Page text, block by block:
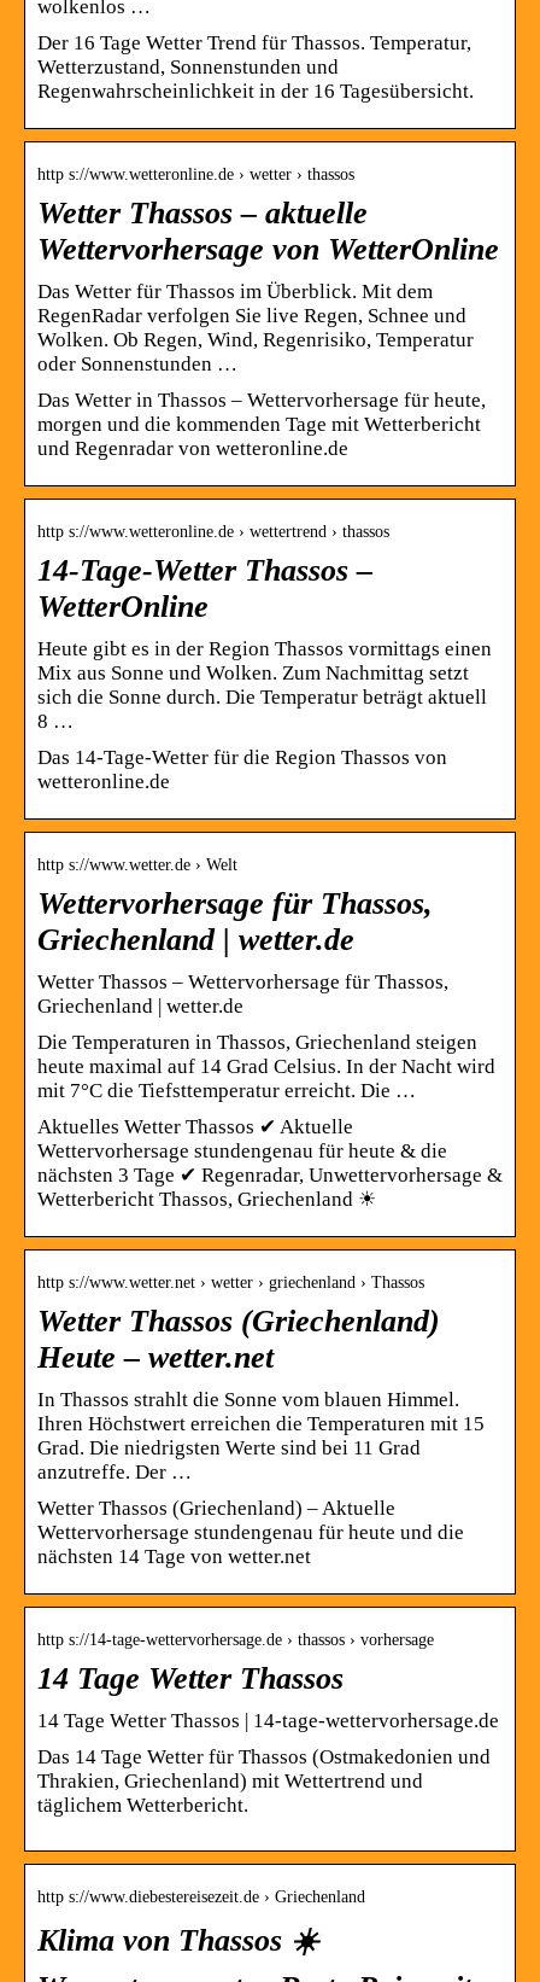
wolkenlos …
Der 16 Tage Wetter Trend für Thassos. Temperatur,
Wetterzustand, Sonnenstunden und
Regenwahrscheinlichkeit in der 16 Tagesübersicht.
http s://www.wetteronline.de › wetter › thassos
Wetter Thassos – aktuelle
Wettervorhersage von WetterOnline
Das Wetter für Thassos im Überblick. Mit dem
RegenRadar verfolgen Sie live Regen, Schnee und
Wolken. Ob Regen, Wind, Regenrisiko, Temperatur
oder Sonnenstunden …
Das Wetter in Thassos – Wettervorhersage für heute,
morgen und die kommenden Tage mit Wetterbericht
und Regenradar von wetteronline.de
http s://www.wetteronline.de › wettertrend › thassos
14-Tage-Wetter Thassos –
WetterOnline
Heute gibt es in der Region Thassos vormittags einen
Mix aus Sonne und Wolken. Zum Nachmittag setzt
sich die Sonne durch. Die Temperatur beträgt aktuell
8 …
Das 14-Tage-Wetter für die Region Thassos von
wetteronline.de
http s://www.wetter.de › Welt
Wettervorhersage für Thassos,
Griechenland | wetter.de
Wetter Thassos – Wettervorhersage für Thassos,
Griechenland | wetter.de
Die Temperaturen in Thassos, Griechenland steigen
heute maximal auf 14 Grad Celsius. In der Nacht wird
mit 7°C die Tiefsttemperatur erreicht. Die …
Aktuelles Wetter Thassos ✔ Aktuelle
Wettervorhersage stundengenau für heute & die
nächsten 3 Tage ✔ Regenradar, Unwettervorhersage &
Wetterbericht Thassos, Griechenland ☀
http s://www.wetter.net › wetter › griechenland › Thassos
Wetter Thassos (Griechenland)
Heute – wetter.net
In Thassos strahlt die Sonne vom blauen Himmel.
Ihren Höchstwert erreichen die Temperaturen mit 15
Grad. Die niedrigsten Werte sind bei 11 Grad
anzutreffe. Der …
Wetter Thassos (Griechenland) – Aktuelle
Wettervorhersage stundengenau für heute und die
nächsten 14 Tage von wetter.net
http s://14-tage-wettervorhersage.de › thassos › vorhersage
14 Tage Wetter Thassos
14 Tage Wetter Thassos | 14-tage-wettervorhersage.de
Das 14 Tage Wetter für Thassos (Ostmakedonien und
Thrakien, Griechenland) mit Wettertrend und
täglichem Wetterbericht.
http s://www.diebestereisezeit.de › Griechenland
Klima von Thassos ☀️